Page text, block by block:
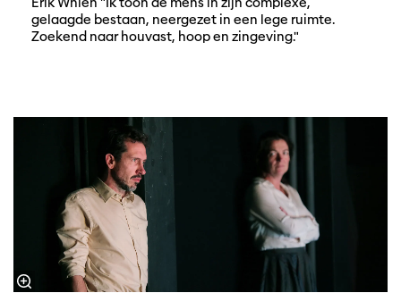
gelaagde bestaan, neergezet in een lege ruimte.
Zoekend naar houvast, hoop en zingeving."